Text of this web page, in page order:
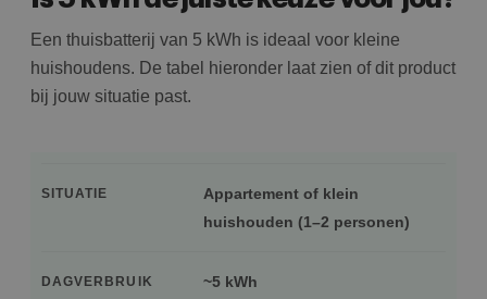
Een thuisbatterij van 5 kWh is ideaal voor kleine
huishoudens. De tabel hieronder laat zien of dit product
bij jouw situatie past.
SITUATIE
Appartement of klein
huishouden (1–2 personen)
DAGVERBRUIK ~5 kWh